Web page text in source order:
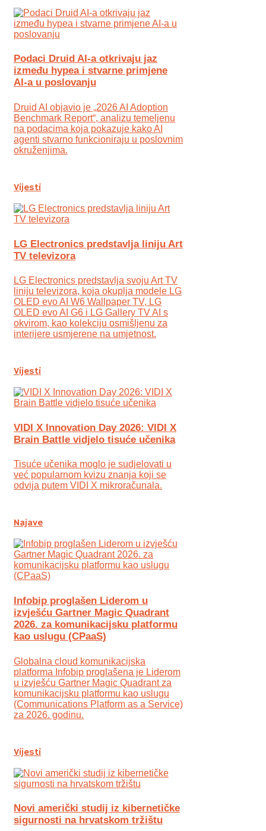
Podaci Druid AI-a otkrivaju jaz
između hypea i stvarne primjene
AI-a u poslovanju
Druid AI objavio je „2026 AI Adoption
Benchmark Report“, analizu temeljenu
na podacima koja pokazuje kako AI
agenti stvarno funkcioniraju u poslovnim
okruženjima.
Vijesti
LG Electronics predstavlja liniju Art
TV televizora
LG Electronics predstavlja svoju Art TV
liniju televizora, koja okuplja modele LG
OLED evo AI W6 Wallpaper TV, LG
OLED evo AI G6 i LG Gallery TV AI s
okvirom, kao kolekciju osmišljenu za
interijere usmjerene na umjetnost.
Vijesti
VIDI X Innovation Day 2026: VIDI X
Brain Battle vidjelo tisuće učenika
Tisuće učenika moglo je sudjelovati u
već popularnom kvizu znanja koji se
odvija putem VIDI X mikroračunala.
Najave
Infobip proglašen Liderom u
izvješću Gartner Magic Quadrant
2026. za komunikacijsku platformu
kao uslugu (CPaaS)
Globalna cloud komunikacijska
platforma Infobip proglašena je Liderom
u izvješću Gartner Magic Quadrant za
komunikacijsku platformu kao uslugu
(Communications Platform as a Service)
za 2026. godinu.
Vijesti
Novi američki studij iz kibernetičke
sigurnosti na hrvatskom tržištu